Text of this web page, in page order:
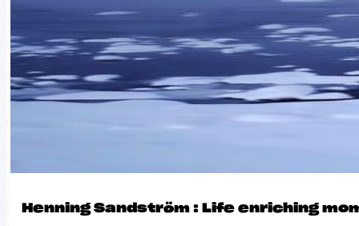
Henning Sandström : Life enriching